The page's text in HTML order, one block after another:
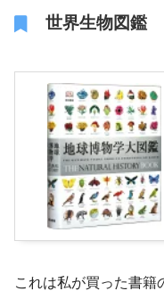
世界生物図鑑
これは私が買った書籍